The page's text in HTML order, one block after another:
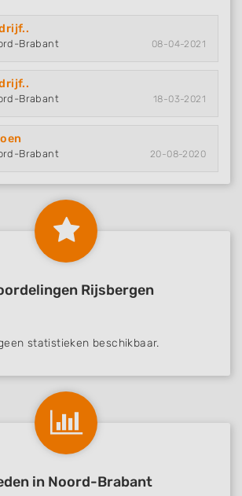
Brabant 08-04-2021
Brabant 18-03-2021
Brabant 20-08-2020
Rijsbergen
statistieken beschikbaar.
in Noord-Brabant